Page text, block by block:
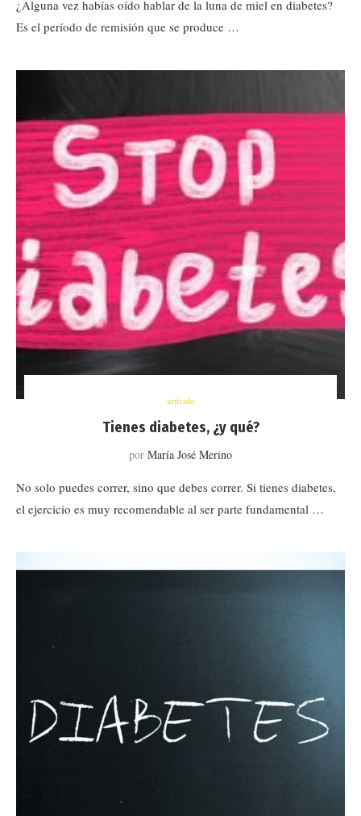
¿Alguna vez habías oído hablar de la luna de miel en diabetes?
Es el período de remisión que se produce …
artículo
Tienes diabetes, ¿y qué?
por María José Merino
No solo puedes correr, sino que debes correr. Si tienes diabetes,
el ejercicio es muy recomendable al ser parte fundamental …